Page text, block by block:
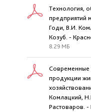
Технология,
предприятий
Годи, В.И.
Козуб. -
8.29 МБ
Современные
продукции
Комлацкий,
Растоваров.